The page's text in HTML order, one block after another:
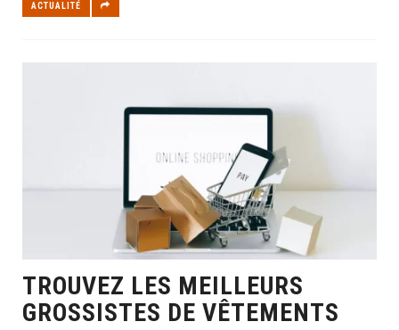
ACTUALITÉ
TROUVEZ LES MEILLEURS
GROSSISTES DE VÊTEMENTS